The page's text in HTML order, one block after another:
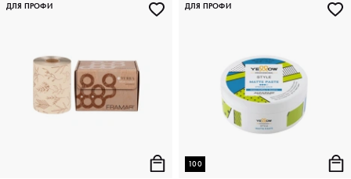
ДЛЯ ПРОФИ
100
ДЛЯ ПРОФИ